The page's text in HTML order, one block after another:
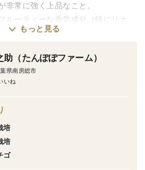
非常に強く上品なこと。
ルーティーな香気成分（特にリナ
、食べる前から甘い香りが広がりま
：糖度は高いですが、後味が軽く、
が特徴。
られます。
が少ないため、甘さが際立ちます。
な人にもおすすめできる、まろやか
もっと見る
助（たんぽぽファーム）
県南房総市
いね
培
培
ゴ